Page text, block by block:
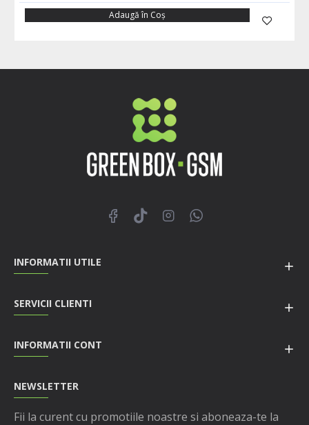
Adaugă în Coş
INFORMATII UTILE
SERVICII CLIENTI
INFORMATII CONT
NEWSLETTER
Fii la curent cu promotiile noastre si aboneaza-te la